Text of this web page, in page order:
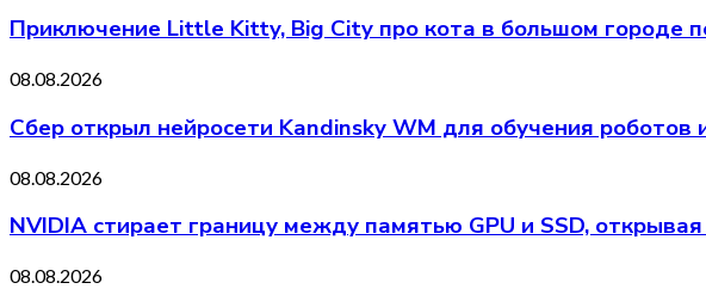
Приключение Little Kitty, Big City про кота в большом городе
08.08.2026
Сбер открыл нейросети Kandinsky WM для обучения роботов
08.08.2026
NVIDIA стирает границу между памятью GPU и SSD,
08.08.2026